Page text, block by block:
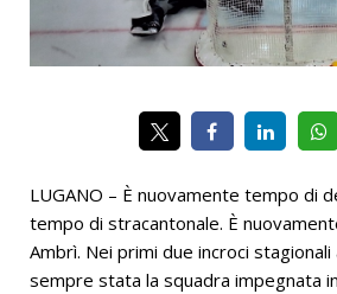
LUGANO – È nuovamente tempo di
tempo di stracantonale. È
Ambrì. Nei primi due incroci
sempre stata la squadra impegnata